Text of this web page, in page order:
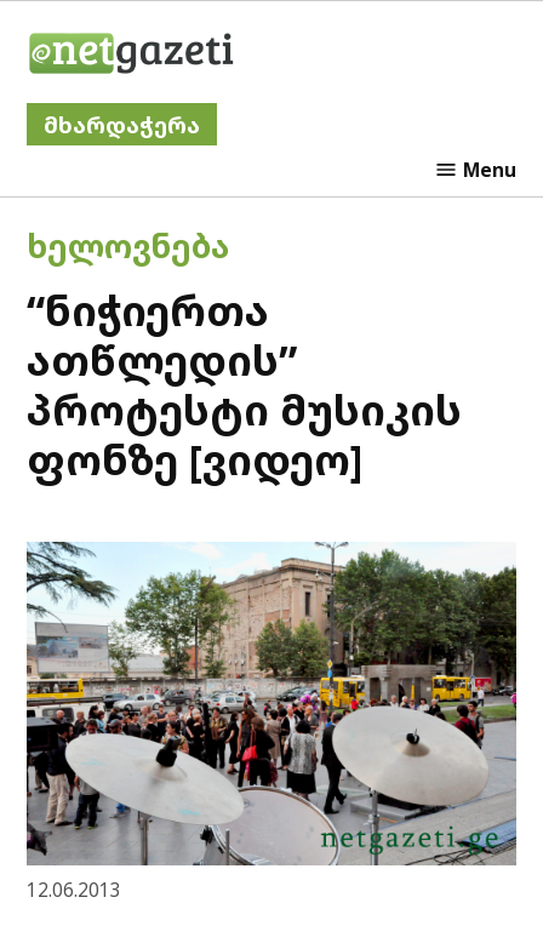
მხარდაჭერა
Menu
POSTED
IN
ᲮᲔᲚᲝᲕᲜᲔᲑᲐ
“ნიჭიერთა
ათწლედის”
პროტესტი მუსიკის
ფონზე [ვიდეო]
12.06.2013